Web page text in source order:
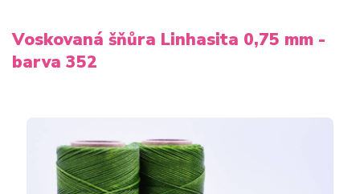
Voskovaná šňůra Linhasita 0,75 mm -
barva 352